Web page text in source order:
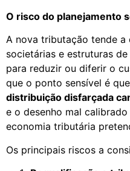
O risco do planejamento
A nova tributação tende a
societárias e estruturas
para reduzir ou diferir o
que o ponto sensível é que
distribuição disfarçada
e o desenho mal
economia tributária
Os principais riscos a